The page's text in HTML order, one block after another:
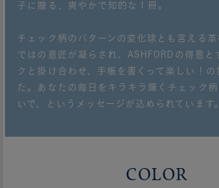
子に贈る、爽やかで知的な１冊。
チェック柄のパターンの変化球とも言える
ではの意匠が凝らされ、ASHFORDの得意と
クと掛け合わせ、手帳を書くって楽しい！の
た。あなたの毎日をキラキラ輝くチェック
いで、というメッセージが込められています。
COLOR